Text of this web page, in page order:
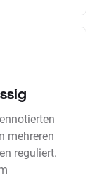
mehreren
reguliert.